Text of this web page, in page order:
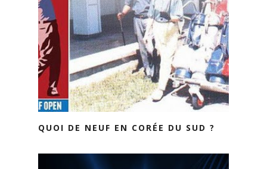
QUOI DE NEUF EN CORÉE DU SUD ?